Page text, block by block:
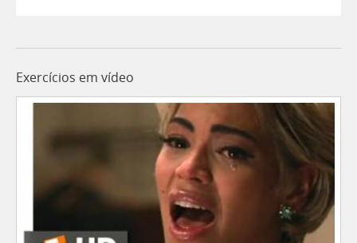
Exercícios em vídeo